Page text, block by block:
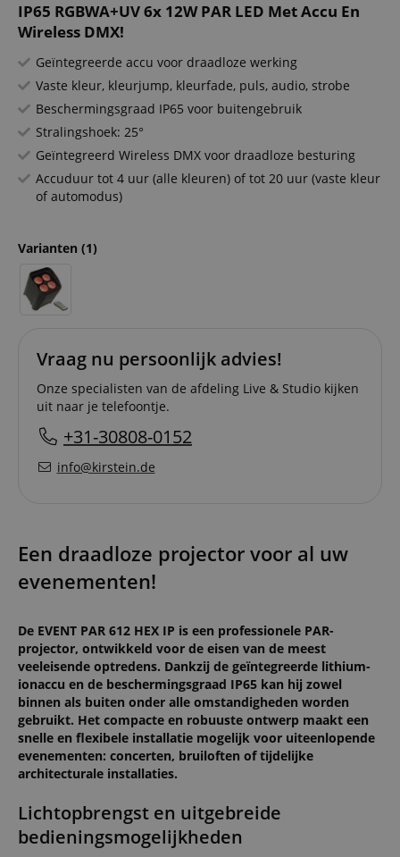
IP65 RGBWA+UV 6x 12W PAR LED Met Accu En
Wireless DMX!
Geïntegreerde accu voor draadloze werking
Vaste kleur, kleurjump, kleurfade, puls, audio, strobe
Beschermingsgraad IP65 voor buitengebruik
Stralingshoek: 25°
Geïntegreerd Wireless DMX voor draadloze besturing
Accuduur tot 4 uur (alle kleuren) of tot 20 uur (vaste kleur
of automodus)
Varianten (1)
Vraag nu persoonlijk advies!
Onze specialisten van de afdeling Live & Studio kijken
uit naar je telefoontje.
+31-30808-0152
info@kirstein.de
Een draadloze projector voor al uw
evenementen!
De EVENT PAR 612 HEX IP is een professionele PAR-
projector, ontwikkeld voor de eisen van de meest
veeleisende optredens. Dankzij de geïntegreerde lithium-
ionaccu en de beschermingsgraad IP65 kan hij zowel
binnen als buiten onder alle omstandigheden worden
gebruikt. Het compacte en robuuste ontwerp maakt een
snelle en flexibele installatie mogelijk voor uiteenlopende
evenementen: concerten, bruiloften of tijdelijke
architecturale installaties.
Lichtopbrengst en uitgebreide
bedieningsmogelijkheden